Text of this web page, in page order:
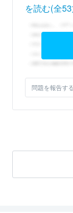
を読む(全
問題を報告する